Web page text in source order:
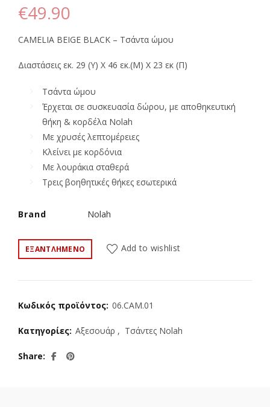
€49.90
CAMELIA BEIGE BLACK – Τσάντα ώμου
Διαστάσεις εκ. 29 (Υ) Χ 46 εκ.(Μ) Χ 23 εκ (Π)
Τσάντα ώμου
Έρχεται σε συσκευασία δώρου, με αποθηκευτική
θήκη & κορδέλα Nolah
Με χρυσές λεπτομέρειες
Κλείνει με κορδόνια
Με λουράκια σταθερά
Τρεις βοηθητικές θήκες εσωτερικά
Brand Nolah
ΕΞΑΝΤΛΗΜΈΝΟ Add to wishlist
Κωδικός προϊόντος: 06.CAM.01
Κατηγορίες: Αξεσουάρ , Τσάντες Nolah
Share